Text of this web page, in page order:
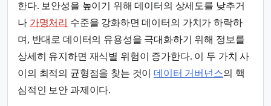
한다. 보안성을 높이기 위해 데이터의 상세도를 낮추거
나 가명처리 수준을 강화하면 데이터의 가치가 하락하
며, 반대로 데이터의 유용성을 극대화하기 위해 정보를
상세히 유지하면 재식별 위험이 증가한다. 이 두 가치 사
이의 최적의 균형점을 찾는 것이데이터 거버넌스의 핵
심적인 보안 과제이다.